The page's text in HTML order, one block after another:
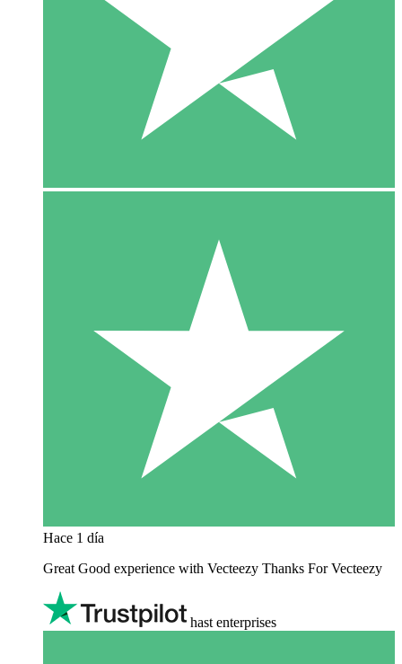
Hace 1 día
Great Good experience with Vecteezy Thanks For Vecteezy
hast enterprises